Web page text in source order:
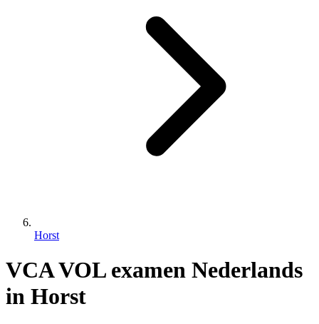
Horst
VCA VOL examen Nederlands
in Horst